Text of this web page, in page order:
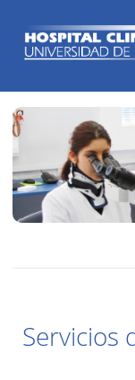
Servicios